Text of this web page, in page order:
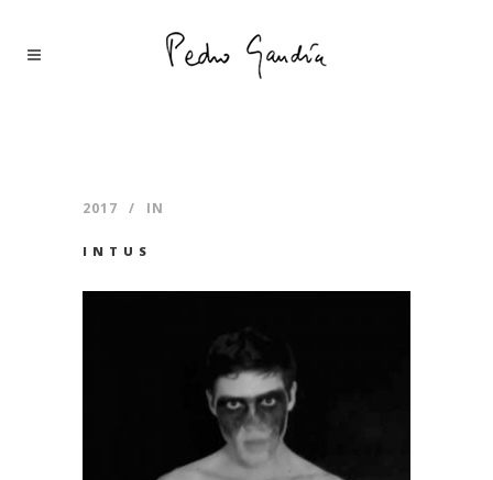
2017 IN
INTUS